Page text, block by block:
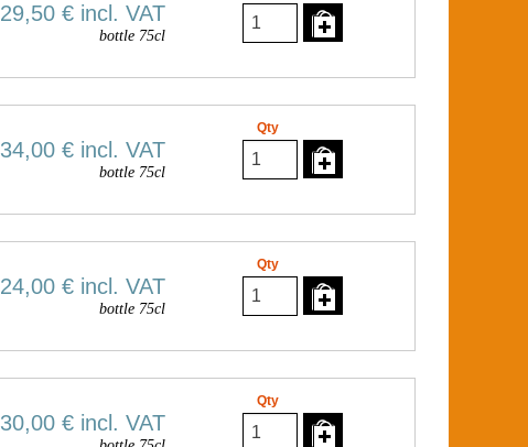
29,50 € incl. VAT
bottle 75cl
34,00 € incl. VAT
bottle 75cl
Qty
24,00 € incl. VAT
bottle 75cl
Qty
30,00 € incl. VAT
Qty